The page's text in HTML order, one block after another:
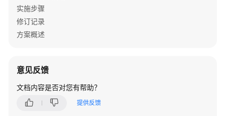
解
决
方
案
勤
金
实施步骤
修订记录
方案概述
意见反馈
文档内容是否对您有帮助？
提供反馈